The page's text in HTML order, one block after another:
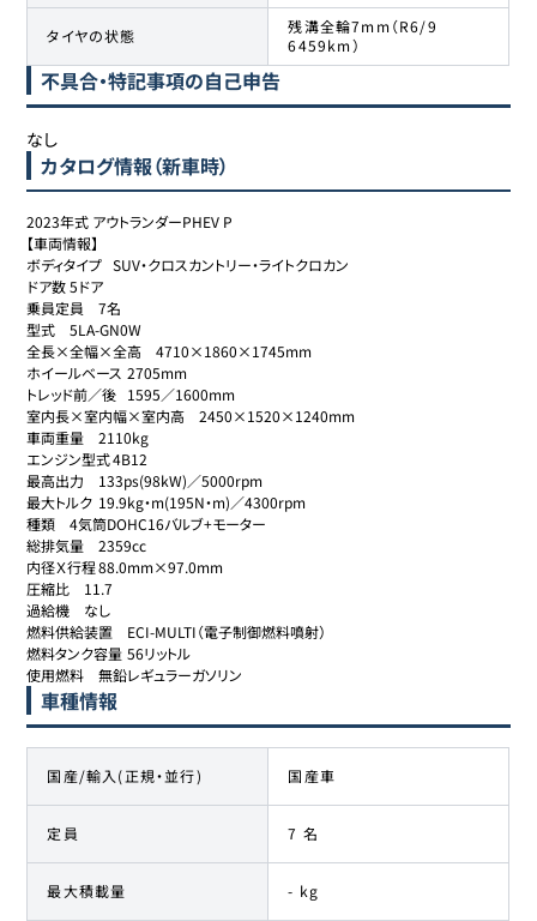
タイヤの状態
残溝全輪7mm（R6/9
6459km）
不具合・特記事項の自己申告
なし
カタログ情報（新車時）
2023年式 アウトランダーPHEV P
【車両情報】
ボディタイプ	SUV・クロスカントリー・ライトクロカン
ドア数	5ドア
乗員定員	7名
型式	5LA-GN0W
全長×全幅×全高	4710×1860×1745mm
ホイールベース	2705mm
トレッド前／後	1595／1600mm
室内長×室内幅×室内高	2450×1520×1240mm
車両重量	2110kg
エンジン型式	4B12
最高出力	133ps(98kW)／5000rpm
最大トルク	19.9kg・m(195N・m)／4300rpm
種類	4気筒DOHC16バルブ+モーター
総排気量	2359cc
内径Ｘ行程	88.0mm×97.0mm
圧縮比	11.7
過給機	なし
燃料供給装置	ECI-MULTI（電子制御燃料噴射）
燃料タンク容量	56リットル
使用燃料	無鉛レギュラーガソリン
車種情報
国産/輸入(正規・並行) 国産車
定員 7 名
最大積載量 - kg